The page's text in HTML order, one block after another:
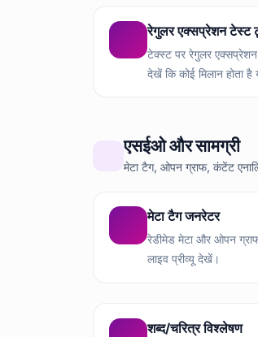
रेगुलर एक्सप्रेशन टेस्ट
टेक्स्ट पर रेगुलर एक्सप्रेशन
देखें कि कोई मिलान होता है
एसईओ और सामग्री
मेटा टैग, ओपन ग्राफ, कंटेंट
मेटा टैग जनरेटर
रेडीमेड मेटा और ओपन
लाइव प्रीव्यू देखें।
शब्द/चरित्र विश्लेषण